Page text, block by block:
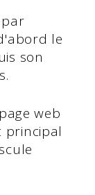
par
le
son
web
principal